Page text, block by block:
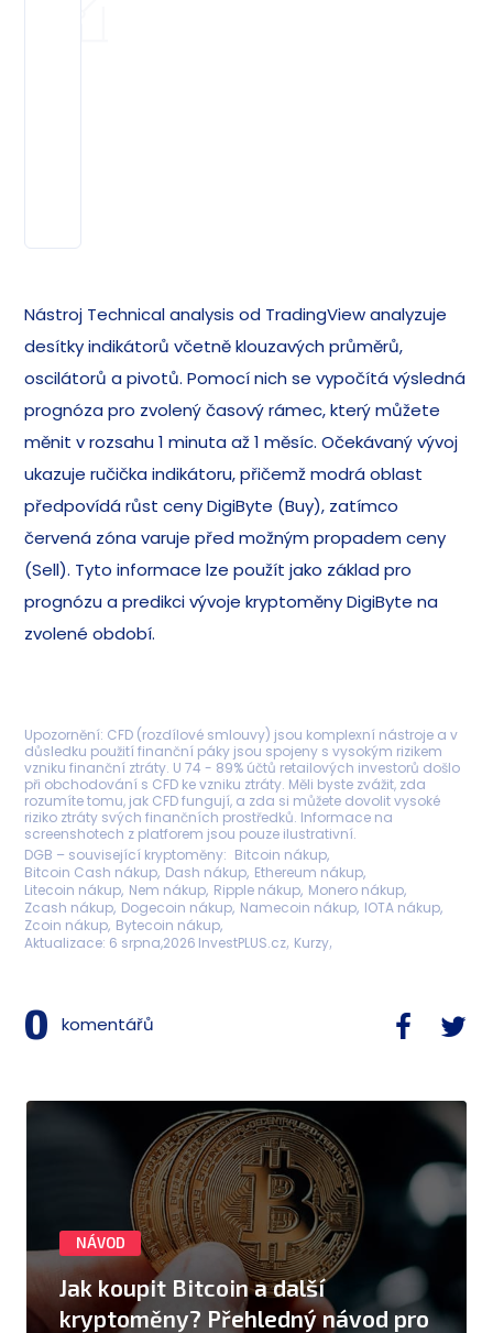
Nástroj Technical analysis od TradingView analyzuje
desítky indikátorů včetně klouzavých průměrů,
oscilátorů a pivotů. Pomocí nich se vypočítá výsledná
prognóza pro zvolený časový rámec, který můžete
měnit v rozsahu 1 minuta až 1 měsíc. Očekávaný vývoj
ukazuje ručička indikátoru, přičemž modrá oblast
předpovídá růst ceny DigiByte (Buy), zatímco
červená zóna varuje před možným propadem ceny
(Sell). Tyto informace lze použít jako základ pro
prognózu a predikci vývoje kryptoměny DigiByte na
zvolené období.
Upozornění: CFD (rozdílové smlouvy) jsou komplexní nástroje a v
důsledku použití finanční páky jsou spojeny s vysokým rizikem
vzniku finanční ztráty. U 74 - 89% účtů retailových investorů došlo
při obchodování s CFD ke vzniku ztráty. Měli byste zvážit, zda
rozumíte tomu, jak CFD fungují, a zda si můžete dovolit vysoké
riziko ztráty svých finančních prostředků. Informace na
screenshotech z platforem jsou pouze ilustrativní.
DGB – související kryptoměny
Bitcoin nákup
Bitcoin Cash nákup Dash nákup Ethereum nákup
Litecoin nákup Nem nákup Ripple nákup Monero nákup
Zcash nákup Dogecoin nákup Namecoin nákup IOTA nákup
Zcoin nákup Bytecoin nákup
Aktualizace: 6 srpna,2026 InvestPLUS.cz Kurzy
0 komentářů
NÁVOD
Jak koupit Bitcoin a další
kryptoměny? Přehledný návod pro